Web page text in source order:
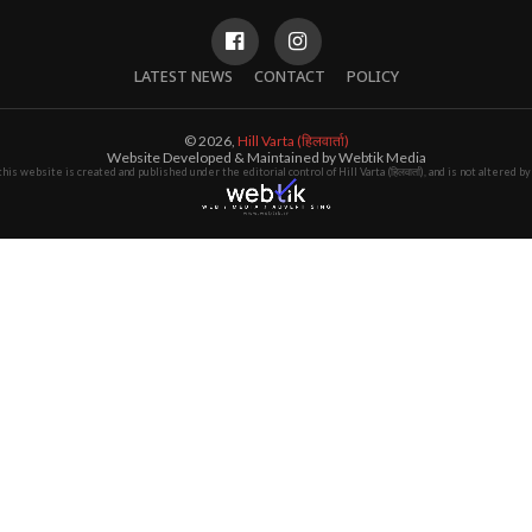
LATEST NEWS CONTACT POLICY
© 2026, Hill Varta (हिलवार्ता)
Website Developed & Maintained by Webtik Media
website is created and published under the editorial control of Hill Varta (हिलवार्ता), and is not altered